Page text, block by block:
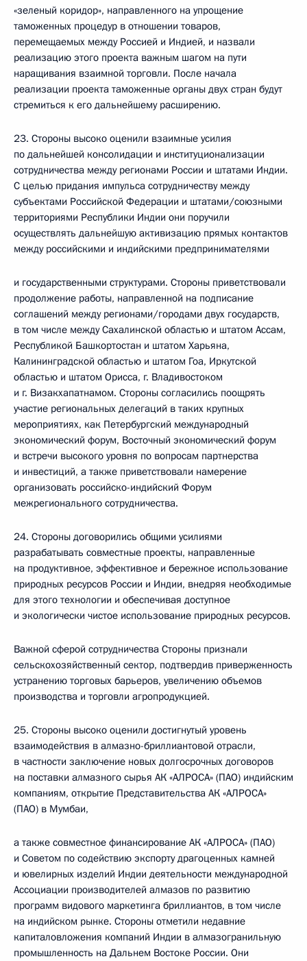
«зеленый коридор», направленного на упрощение
таможенных процедур в отношении товаров,
перемещаемых между Россией и Индией, и назвали
реализацию этого проекта важным шагом на пути
наращивания взаимной торговли. После начала
реализации проекта таможенные органы двух стран будут
стремиться к его дальнейшему расширению.
23. Стороны высоко оценили взаимные усилия
по дальнейшей консолидации и институционализации
сотрудничества между регионами России и штатами Индии.
С целью придания импульса сотрудничеству между
субъектами Российской Федерации и штатами/союзными
территориями Республики Индии они поручили
осуществлять дальнейшую активизацию прямых контактов
между российскими и индийскими предпринимателями
и государственными структурами. Стороны приветствовали
продолжение работы, направленной на подписание
соглашений между регионами/городами двух государств,
в том числе между Сахалинской областью и штатом Ассам,
Республикой Башкортостан и штатом Харьяна,
Калининградской областью и штатом Гоа, Иркутской
областью и штатом Орисса, г. Владивостоком
и г. Визакхапатнамом. Стороны согласились поощрять
участие региональных делегаций в таких крупных
мероприятиях, как Петербургский международный
экономический форум, Восточный экономический форум
и встречи высокого уровня по вопросам партнерства
и инвестиций, а также приветствовали намерение
организовать российско-индийский Форум
межрегионального сотрудничества.
24. Стороны договорились общими усилиями
разрабатывать совместные проекты, направленные
на продуктивное, эффективное и бережное использование
природных ресурсов России и Индии, внедряя необходимые
для этого технологии и обеспечивая доступное
и экологически чистое использование природных ресурсов.
Важной сферой сотрудничества Стороны признали
сельскохозяйственный сектор, подтвердив приверженность
устранению торговых барьеров, увеличению объемов
производства и торговли агропродукцией.
25. Стороны высоко оценили достигнутый уровень
взаимодействия в алмазно-бриллиантовой отрасли,
в частности заключение новых долгосрочных договоров
на поставки алмазного сырья АК «АЛРОСА» (ПАО) индийским
компаниям, открытие Представительства АК «АЛРОСА»
(ПАО) в Мумбаи,
а также совместное финансирование АК «АЛРОСА» (ПАО)
и Советом по содействию экспорту драгоценных камней
и ювелирных изделий Индии деятельности международной
Ассоциации производителей алмазов по развитию
программ видового маркетинга бриллиантов, в том числе
на индийском рынке. Стороны отметили недавние
капиталовложения компаний Индии в алмазогранильную
промышленность на Дальнем Востоке России. Они